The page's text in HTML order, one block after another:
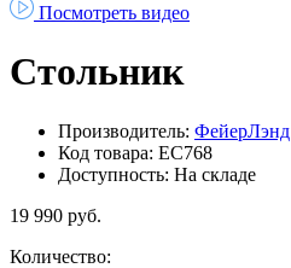
Посмотреть видео
Стольник
Производитель: ФейерЛэнд
Код товара: ЕС768
Доступность: На складе
19 990 руб.
Количество: